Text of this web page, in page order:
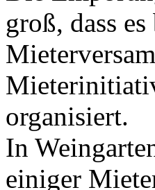
groß, dass
organisiert.
In
einiger